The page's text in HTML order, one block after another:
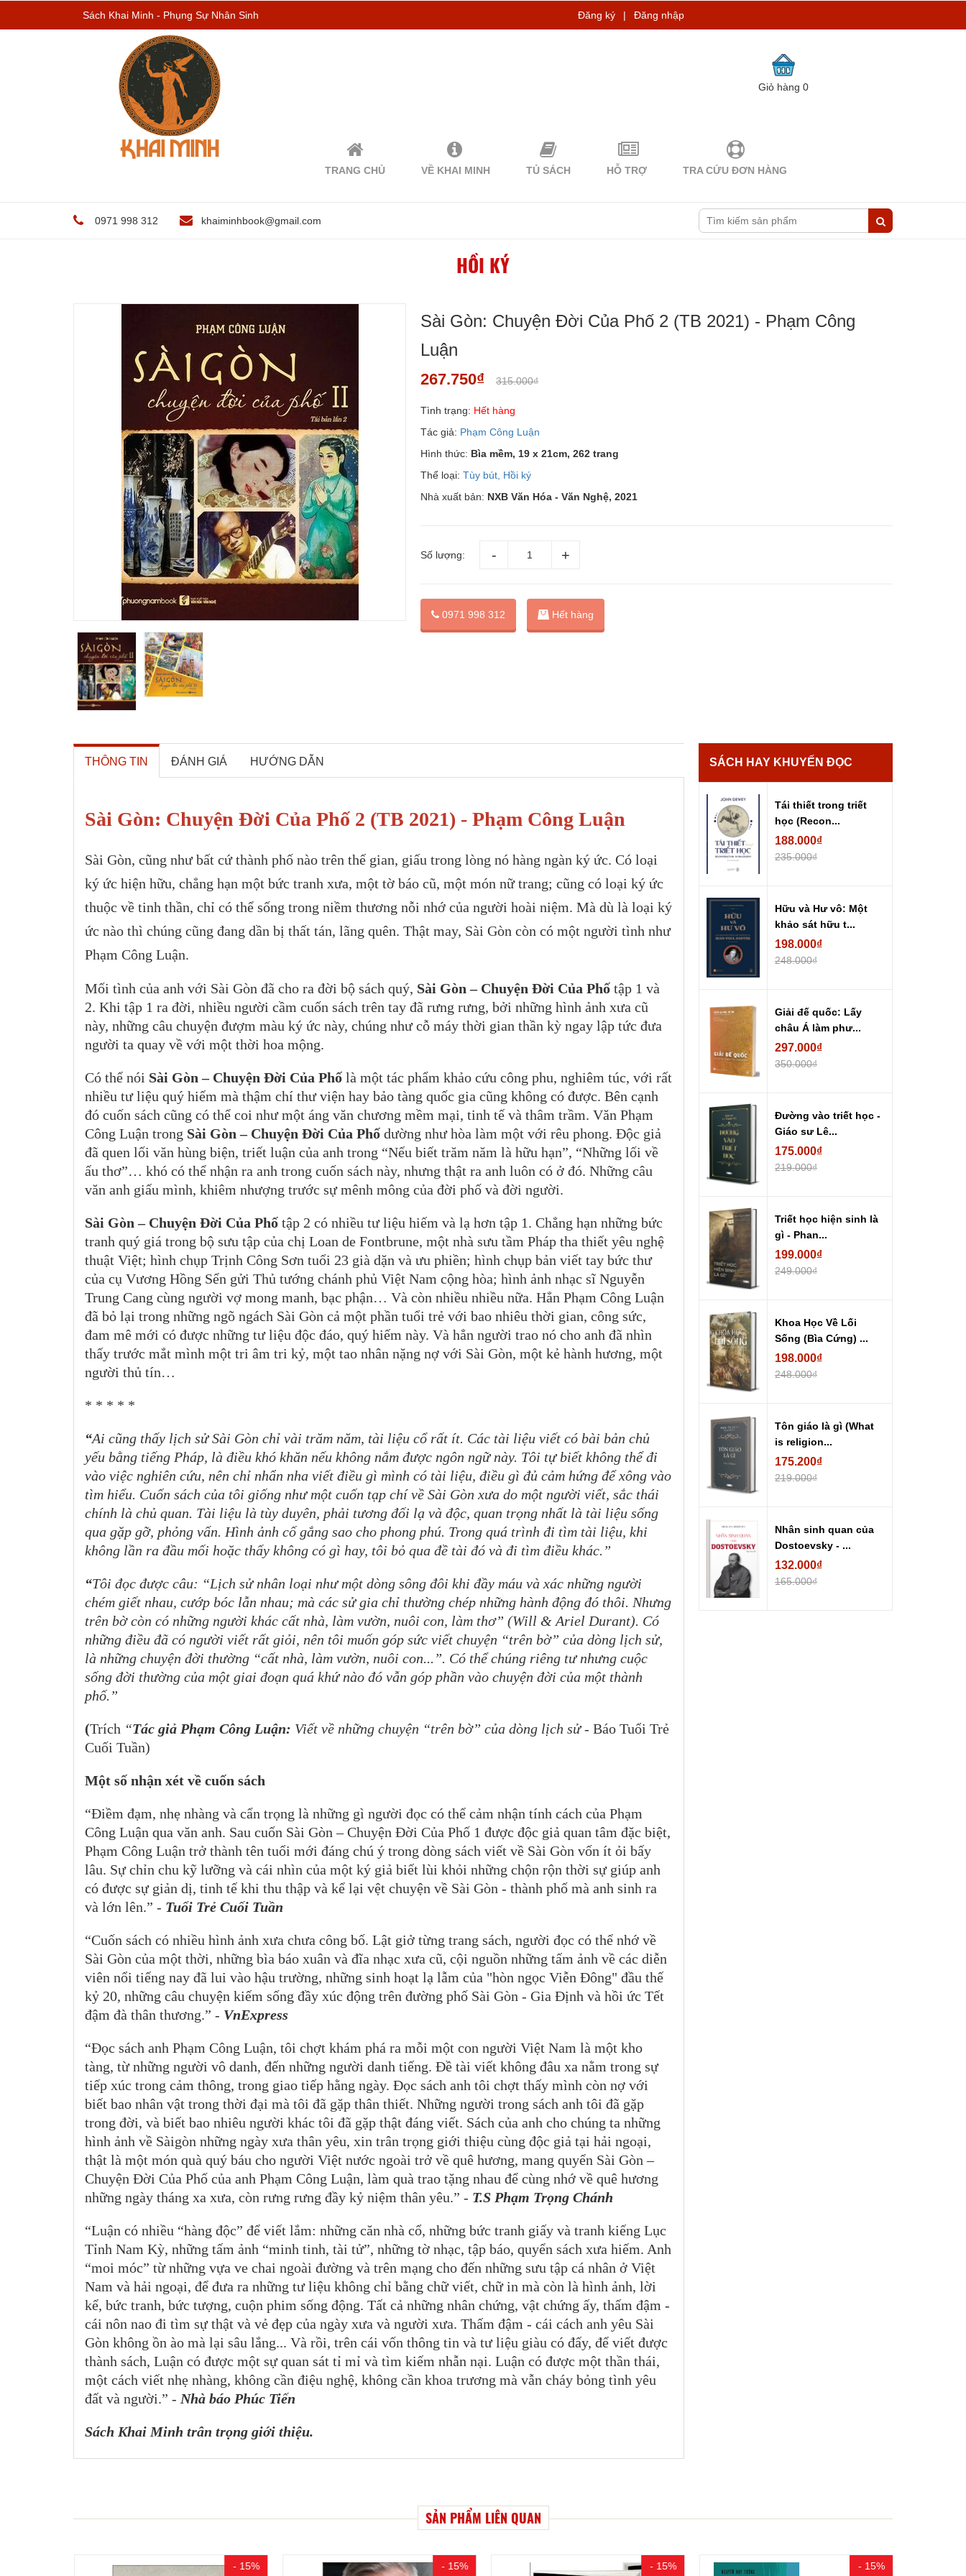
Sách Khai Minh - Phụng Sự Nhân Sinh Đăng ký | Đăng nhập
Giỏ hàng0
TRANG CHỦ VỀ KHAI MINH TỦ SÁCH HỖ TRỢ TRA CỨU ĐƠN HÀNG
0971 998 312 khaiminhbook@gmail.com
HỒI KÝ
Sài Gòn: Chuyện Đời Của Phố 2 (TB 2021) - Phạm Công
Luận
267.750₫ 315.000₫
Tình trạng: Hết hàng
Tác giả: Phạm Công Luận
Hình thức: Bìa mềm, 19 x 21cm, 262 trang
Thể loại:Tùy bút, Hồi ký
Nhà xuất bản: NXB Văn Hóa - Văn Nghệ, 2021
Số lượng:
0971 998 312 Hết hàng
THÔNG TIN ĐÁNH GIÁ HƯỚNG DẪN
Sài Gòn: Chuyện Đời Của Phố 2 (TB 2021) - Phạm Công Luận
Sài Gòn, cũng như bất cứ thành phố nào trên thế gian, giấu trong lòng nó hàng ngàn ký ức. Có loại
ký ức hiện hữu, chẳng hạn một bức tranh xưa, một tờ báo cũ, một món nữ trang; cũng có loại ký ức
thuộc về tinh thần, chỉ có thể sống trong niềm thương nỗi nhớ của người hoài niệm. Mà dù là loại ký
ức nào thì chúng cũng đang dần bị thất tán, lãng quên. Thật may, Sài Gòn còn có một người tình như
Phạm Công Luận.
Mối tình của anh với Sài Gòn đã cho ra đời bộ sách quý, Sài Gòn – Chuyện Đời Của Phố tập 1 và
2. Khi tập 1 ra đời, nhiều người cầm cuốn sách trên tay đã rưng rưng, bởi những hình ảnh xưa cũ
này, những câu chuyện đượm màu ký ức này, chúng như cỗ máy thời gian thần kỳ ngay lập tức đưa
người ta quay về với một thời hoa mộng.
Có thể nói Sài Gòn – Chuyện Đời Của Phố là một tác phẩm khảo cứu công phu, nghiêm túc, với rất
nhiều tư liệu quý hiếm mà thậm chí thư viện hay bảo tàng quốc gia cũng không có được. Bên cạnh
đó cuốn sách cũng có thể coi như một áng văn chương mềm mại, tinh tế và thâm trầm. Văn Phạm
Công Luận trong Sài Gòn – Chuyện Đời Của Phố dường như hòa làm một với rêu phong. Độc giả
đã quen lối văn hùng biện, triết luận của anh trong “Nếu biết trăm năm là hữu hạn”, “Những lối về
ấu thơ”… khó có thể nhận ra anh trong cuốn sách này, nhưng thật ra anh luôn có ở đó. Những câu
văn anh giấu mình, khiêm nhượng trước sự mênh mông của đời phố và đời người.
Sài Gòn – Chuyện Đời Của Phố tập 2 có nhiều tư liệu hiếm và lạ hơn tập 1. Chẳng hạn những bức
tranh quý giá trong bộ sưu tập của chị Loan de Fontbrune, một nhà sưu tầm Pháp tha thiết yêu nghệ
thuật Việt; hình chụp Trịnh Công Sơn tuổi 23 già dặn và ưu phiền; hình chụp bản viết tay bức thư
của cụ Vương Hồng Sển gửi Thủ tướng chánh phủ Việt Nam cộng hòa; hình ảnh nhạc sĩ Nguyễn
Trung Cang cùng người vợ mong manh, bạc phận… Và còn nhiều nhiều nữa. Hẳn Phạm Công Luận
đã bỏ lại trong những ngõ ngách Sài Gòn cả một phần tuổi trẻ với bao nhiêu thời gian, công sức,
đam mê mới có được những tư liệu độc đáo, quý hiếm này. Và hẳn người trao nó cho anh đã nhìn
thấy trước mắt mình một tri âm tri kỷ, một tao nhân nặng nợ với Sài Gòn, một kẻ hành hương, một
người thủ tín…
* * * * *
“Ai cũng thấy lịch sử Sài Gòn chỉ vài trăm năm, tài liệu cổ rất ít. Các tài liệu viết có bài bản chủ
yếu bằng tiếng Pháp, là điều khó khăn nếu không nắm được ngôn ngữ này. Tôi tự biết không thể đi
vào việc nghiên cứu, nên chỉ nhẩn nha viết điều gì mình có tài liệu, điều gì đủ cảm hứng để xông vào
tìm hiểu. Cuốn sách của tôi giống như một cuốn tạp chí về Sài Gòn xưa do một người viết, sắc thái
chính là chủ quan. Tài liệu là tùy duyên, phải tương đối lạ và độc, quan trọng nhất là tài liệu sống
qua gặp gỡ, phỏng vấn. Hình ảnh cố gắng sao cho phong phú. Trong quá trình đi tìm tài liệu, khi
không lần ra đầu mối hoặc thấy không có gì hay, tôi bỏ qua đề tài đó và đi tìm điều khác.”
“Tôi đọc được câu: “Lịch sử nhân loại như một dòng sông đôi khi đầy máu và xác những người
chém giết nhau, cướp bóc lẫn nhau; mà các sử gia chỉ thường chép những hành động đó thôi. Nhưng
trên bờ còn có những người khác cất nhà, làm vườn, nuôi con, làm thơ” (Will & Ariel Durant). Có
những điều đã có người viết rất giỏi, nên tôi muốn góp sức viết chuyện “trên bờ” của dòng lịch sử,
là những chuyện đời thường “cất nhà, làm vườn, nuôi con...”. Có thể chúng riêng tư nhưng cuộc
sống đời thường của một giai đoạn quá khứ nào đó vẫn góp phần vào chuyện đời của một thành
phố.”
(Trích “Tác giả Phạm Công Luận: Viết về những chuyện “trên bờ” của dòng lịch sử - Báo Tuổi Trẻ
Cuối Tuần)
Một số nhận xét về cuốn sách
“Điềm đạm, nhẹ nhàng và cẩn trọng là những gì người đọc có thể cảm nhận tính cách của Phạm
Công Luận qua văn anh. Sau cuốn Sài Gòn – Chuyện Đời Của Phố 1 được độc giả quan tâm đặc biệt,
Phạm Công Luận trở thành tên tuổi mới đáng chú ý trong dòng sách viết về Sài Gòn vốn ít ỏi bấy
lâu. Sự chỉn chu kỹ lưỡng và cái nhìn của một ký giả biết lùi khỏi những chộn rộn thời sự giúp anh
có được sự giản dị, tinh tế khi thu thập và kể lại vệt chuyện về Sài Gòn - thành phố mà anh sinh ra
và lớn lên.” - Tuổi Trẻ Cuối Tuần
“Cuốn sách có nhiều hình ảnh xưa chưa công bố. Lật giở từng trang sách, người đọc có thể nhớ về
Sài Gòn của một thời, những bìa báo xuân và đĩa nhạc xưa cũ, cội nguồn những tấm ảnh về các diễn
viên nổi tiếng nay đã lui vào hậu trường, những sinh hoạt lạ lẫm của "hòn ngọc Viễn Đông" đầu thế
kỷ 20, những câu chuyện kiếm sống đầy xúc động trên đường phố Sài Gòn - Gia Định và hồi ức Tết
đậm đà thân thương.” - VnExpress
“Đọc sách anh Phạm Công Luận, tôi chợt khám phá ra mỗi một con người Việt Nam là một kho
tàng, từ những người vô danh, đến những người danh tiếng. Đề tài viết không đâu xa nằm trong sự
tiếp xúc trong cảm thông, trong giao tiếp hằng ngày. Đọc sách anh tôi chợt thấy mình còn nợ với
biết bao nhân vật trong thời đại mà tôi đã gặp thân thiết. Những người trong sách anh tôi đã gặp
trong đời, và biết bao nhiêu người khác tôi đã gặp thật đáng viết. Sách của anh cho chúng ta những
hình ảnh về Sàigòn những ngày xưa thân yêu, xin trân trọng giới thiệu cùng độc giả tại hải ngoại,
thật là một món quà quý báu cho người Việt nước ngoài trở về quê hương, mang quyển Sài Gòn –
Chuyện Đời Của Phố của anh Phạm Công Luận, làm quà trao tặng nhau để cùng nhớ về quê hương
những ngày tháng xa xưa, còn rưng rưng đầy kỷ niệm thân yêu.” - T.S Phạm Trọng Chánh
“Luận có nhiều “hàng độc” để viết lắm: những căn nhà cổ, những bức tranh giấy và tranh kiếng Lục
Tỉnh Nam Kỳ, những tấm ảnh “minh tinh, tài tử”, những tờ nhạc, tập báo, quyển sách xưa hiếm. Anh
“moi móc” từ những vựa ve chai ngoài đường và trên mạng cho đến những sưu tập cá nhân ở Việt
Nam và hải ngoại, để đưa ra những tư liệu không chỉ bằng chữ viết, chữ in mà còn là hình ảnh, lời
kể, bức tranh, bức tượng, cuộn phim sống động. Tất cả những nhân chứng, vật chứng ấy, thấm đậm -
cái nôn nao đi tìm sự thật và vẻ đẹp của ngày xưa và người xưa. Thấm đậm - cái cách anh yêu Sài
Gòn không ồn ào mà lại sâu lắng... Và rồi, trên cái vốn thông tin và tư liệu giàu có đấy, để viết được
thành sách, Luận có được một sự quan sát tỉ mỉ và tìm kiếm nhẫn nại. Luận có được một thần thái,
một cách viết nhẹ nhàng, không cần điệu nghệ, không cần khoa trương mà vẫn cháy bỏng tình yêu
đất và người.” - Nhà báo Phúc Tiến
Sách Khai Minh trân trọng giới thiệu.
SÁCH HAY KHUYẾN ĐỌC
Tái thiết trong triết
học (Recon...
188.000₫
235.000₫
Hữu và Hư vô: Một
khảo sát hữu t...
198.000₫
248.000₫
Giải đế quốc: Lấy
châu Á làm phư...
297.000₫
350.000₫
Đường vào triết học -
Giáo sư Lê...
175.000₫
219.000₫
Triết học hiện sinh là
gì - Phan...
199.000₫
249.000₫
Khoa Học Về Lối
Sống (Bìa Cứng) ...
198.000₫
248.000₫
Tôn giáo là gì (What
is religion...
175.200₫
219.000₫
Nhân sinh quan của
Dostoevsky - ...
132.000₫
165.000₫
SẢN PHẨM LIÊN QUAN
- 15% - 15% - 15% - 15%